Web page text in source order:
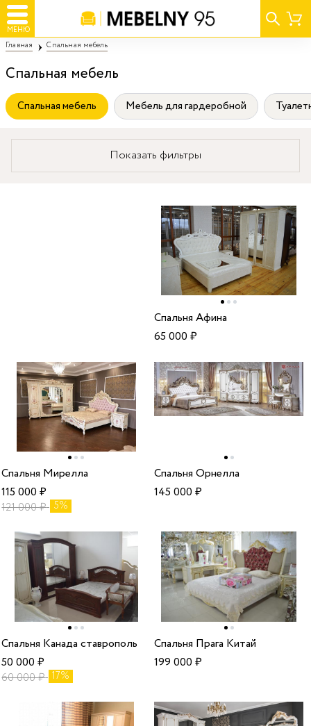
МЕНЮ
Главная Спальная мебель
Спальная мебель
Спальная мебель Мебель для гардеробной
Показать фильтры
Спальня Афина
65 000₽
Спальня Мирелла
115 000₽
121 000₽ 5%
Cпальня Орнелла
145 000₽
Спальня Канада ставрополь
50 000₽
60 000₽ 17%
Спальня Прага Китай
199 000₽